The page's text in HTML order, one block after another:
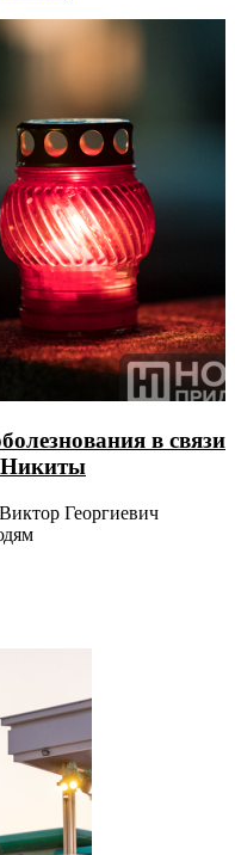
в связи
Никиты
Георгиевич